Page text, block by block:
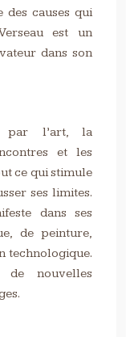
des causes qui
est un
dans son
par l’art, la
et les
ce qui stimule
ses limites.
dans ses
de peinture,
technologique.
nouvelles